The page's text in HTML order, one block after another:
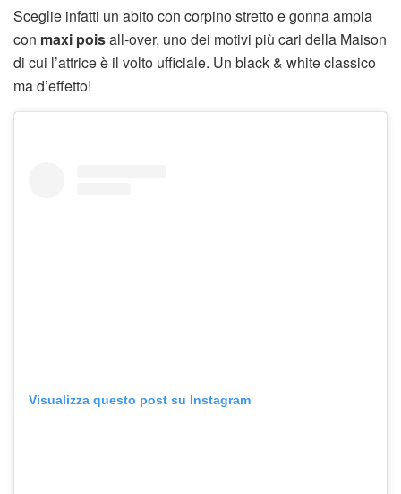
Sceglie infatti un abito con corpino stretto e gonna ampia
con maxi poisall-over, uno dei motivi più cari della Maison
di cui l’attrice è il volto ufficiale. Un black & white classico
ma d’effetto!
Visualizza questo post su Instagram